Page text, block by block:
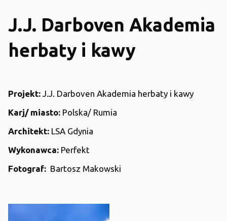
J.J. Darboven Akademia
herbaty i kawy
Projekt: J.J. Darboven Akademia herbaty i kawy
Karj/ miasto: Polska/ Rumia
Architekt: LSA Gdynia
Wykonawca: Perfekt
Fotograf: Bartosz Makowski